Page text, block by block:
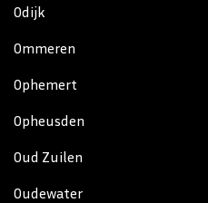
Odijk
Ommeren
Ophemert
Opheusden
Oud Zuilen
Oudewater